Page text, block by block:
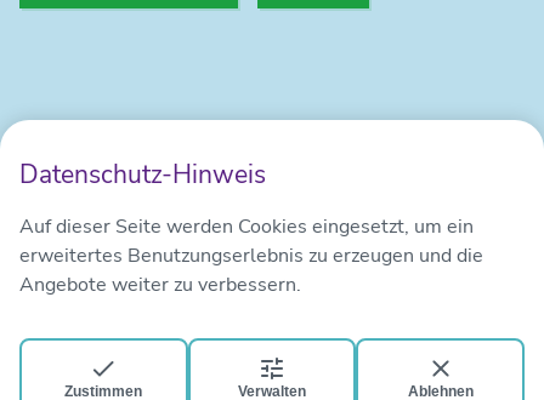
Datenschutz-Hinweis
Auf dieser Seite werden Cookies eingesetzt, um ein
erweitertes Benutzungserlebnis zu erzeugen und die
Angebote weiter zu verbessern.
Zustimmen Verwalten Ablehnen
KontaktImpressum Datenschutz